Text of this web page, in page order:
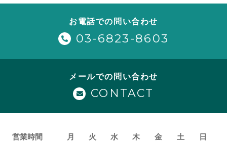
お電話での問い合わせ
03-6823-8603
メールでの問い合わせ
CONTACT
営業時間 月 火 水 木 金 土 日